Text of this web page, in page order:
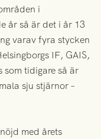
i
år så är det i år 13
varav fyra stycken
IF, GAIS,
som tidigare så är
sju stjärnor –
med årets